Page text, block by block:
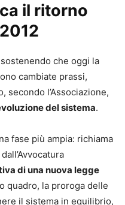
il ritorno
che oggi la
cambiate prassi,
secondo l’Associazione,
del sistema.
fase più ampia: richiama
di una nuova legge
quadro, la proroga delle
il sistema in equilibrio,